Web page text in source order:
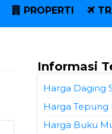
PROPERTI
Informasi
Harga Daging
Harga Tepung
Harga Buku